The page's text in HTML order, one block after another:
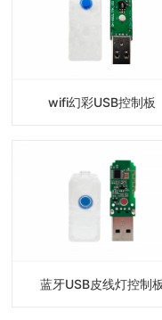
wifi幻彩USB控制板
蓝牙USB皮线灯控制板